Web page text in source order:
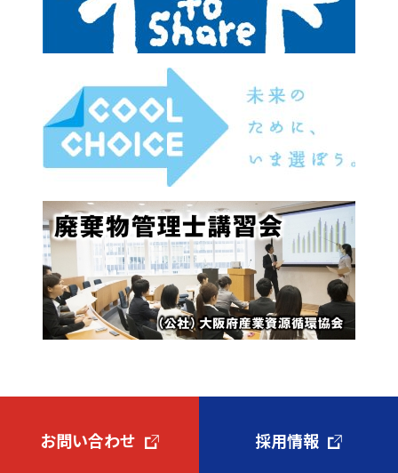
お問い合わせ 採用情報